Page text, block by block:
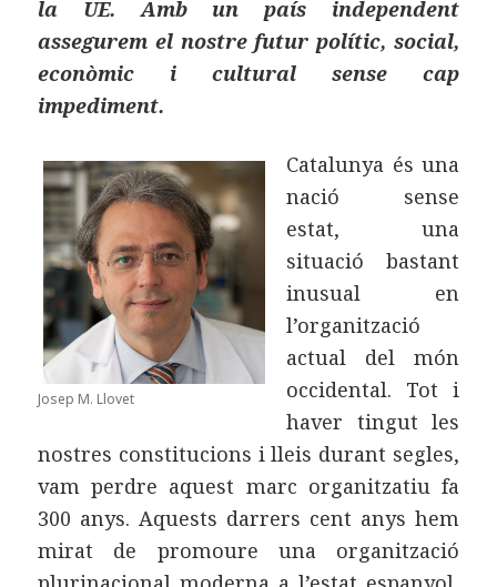
la UE. Amb un país independent
assegurem el nostre futur polític, social,
econòmic i cultural sense cap
impediment.
Josep M. Llovet
Catalunya és una
nació sense
estat, una
situació bastant
inusual en
l’organització
actual del món
occidental. Tot i
haver tingut les
nostres constitucions i lleis durant segles,
vam perdre aquest marc organitzatiu fa
300 anys. Aquests darrers cent anys hem
mirat de promoure una organització